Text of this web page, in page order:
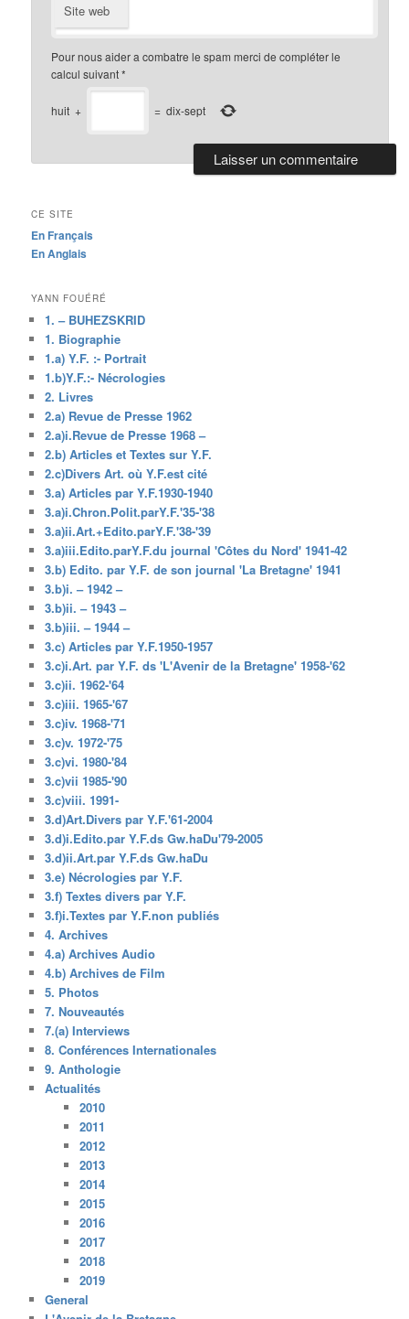
Site web
Pour nous aider a combatre le spam merci de compléter le
calcul suivant*
huit + = dix-sept
CE SITE
En Français
En Anglais
YANN FOUÉRÉ
1. – BUHEZSKRID
1. Biographie
1.a) Y.F. :- Portrait
1.b)Y.F.:- Nécrologies
2. Livres
2.a) Revue de Presse 1962
2.a)i.Revue de Presse 1968 –
2.b) Articles et Textes sur Y.F.
2.c)Divers Art. où Y.F.est cité
3.a) Articles par Y.F.1930-1940
3.a)i.Chron.Polit.parY.F.'35-'38
3.a)ii.Art.+Edito.parY.F.'38-'39
3.a)iii.Edito.parY.F.du journal 'Côtes du Nord' 1941-42
3.b) Edito. par Y.F. de son journal 'La Bretagne' 1941
3.b)i. – 1942 –
3.b)ii. – 1943 –
3.b)iii. – 1944 –
3.c) Articles par Y.F.1950-1957
3.c)i.Art. par Y.F. ds 'L'Avenir de la Bretagne' 1958-'62
3.c)ii. 1962-'64
3.c)iii. 1965-'67
3.c)iv. 1968-'71
3.c)v. 1972-'75
3.c)vi. 1980-'84
3.c)vii 1985-'90
3.c)viii. 1991-
3.d)Art.Divers par Y.F.'61-2004
3.d)i.Edito.par Y.F.ds Gw.haDu'79-2005
3.d)ii.Art.par Y.F.ds Gw.haDu
3.e) Nécrologies par Y.F.
3.f) Textes divers par Y.F.
3.f)i.Textes par Y.F.non publiés
4. Archives
4.a) Archives Audio
4.b) Archives de Film
5. Photos
7. Nouveautés
7.(a) Interviews
8. Conférences Internationales
9. Anthologie
Actualités
2010
2011
2012
2013
2014
2015
2016
2017
2018
2019
General